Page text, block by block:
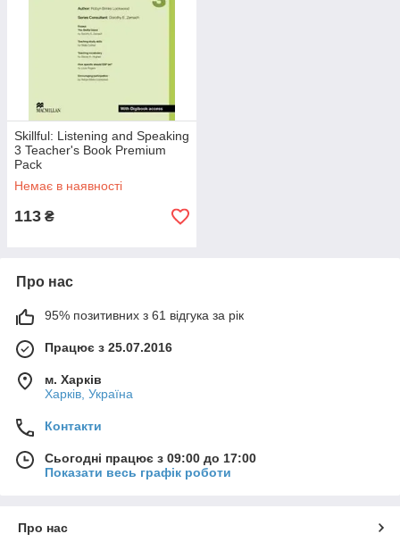
Skillful: Listening and Speaking
3 Teacher's Book Premium
Pack
Немає в наявності
113 ₴
Про нас
95% позитивних з 61 відгука за рік
Працює з 25.07.2016
м. Харків
Харків, Україна
Контакти
Сьогодні працює з 09:00 до 17:00
Показати весь графік роботи
Про нас